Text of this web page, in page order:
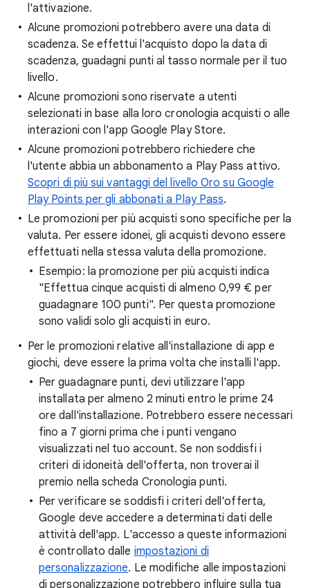
l'attivazione.
Alcune promozioni potrebbero avere una data di
scadenza. Se effettui l'acquisto dopo la data di
scadenza, guadagni punti al tasso normale per il tuo
livello.
Alcune promozioni sono riservate a utenti
selezionati in base alla loro cronologia acquisti o alle
interazioni con l'app Google Play Store.
Alcune promozioni potrebbero richiedere che
l'utente abbia un abbonamento a Play Pass attivo.
Scopri di più sui vantaggi del livello Oro su Google
Play Points per gli abbonati a Play Pass.
Le promozioni per più acquisti sono specifiche per la
valuta. Per essere idonei, gli acquisti devono essere
effettuati nella stessa valuta della promozione.
Esempio: la promozione per più acquisti indica
"Effettua cinque acquisti di almeno 0,99 € per
guadagnare 100 punti". Per questa promozione
sono validi solo gli acquisti in euro.
Per le promozioni relative all'installazione di app e
giochi, deve essere la prima volta che installi l'app.
Per guadagnare punti, devi utilizzare l'app
installata per almeno 2 minuti entro le prime 24
ore dall'installazione. Potrebbero essere necessari
fino a 7 giorni prima che i punti vengano
visualizzati nel tuo account. Se non soddisfi i
criteri di idoneità dell'offerta, non troverai il
premio nella scheda Cronologia punti.
Per verificare se soddisfi i criteri dell'offerta,
Google deve accedere a determinati dati delle
attività dell'app. L'accesso a queste informazioni
è controllato dalle impostazioni di
personalizzazione. Le modifiche alle impostazioni
di personalizzazione potrebbero influire sulla tua